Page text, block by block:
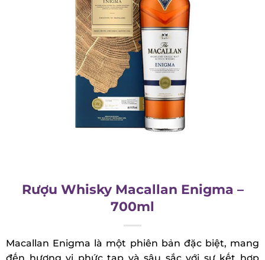
Rượu Whisky Macallan Enigma –
700ml
Macallan Enigma là một phiên bản đặc biệt, mang